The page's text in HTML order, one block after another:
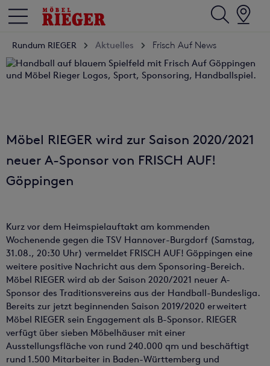
Rundum RIEGER Aktuelles Frisch Auf News
Möbel RIEGER wird zur Saison 2020/2021
neuer A-Sponsor von FRISCH AUF!
Göppingen
Kurz vor dem Heimspielauftakt am kommenden
Wochenende gegen die TSV Hannover-Burgdorf (Samstag,
31.08., 20:30 Uhr) vermeldet FRISCH AUF! Göppingen eine
weitere positive Nachricht aus dem Sponsoring-Bereich.
Möbel RIEGER wird ab der Saison 2020/2021 neuer A-
Sponsor des Traditionsvereins aus der Handball-Bundesliga.
Bereits zur jetzt beginnenden Saison 2019/2020 erweitert
Möbel RIEGER sein Engagement als B-Sponsor. RIEGER
verfügt über sieben Möbelhäuser mit einer
Ausstellungsfläche von rund 240.000 qm und beschäftigt
rund 1.500 Mitarbeiter in Baden-Württemberg und